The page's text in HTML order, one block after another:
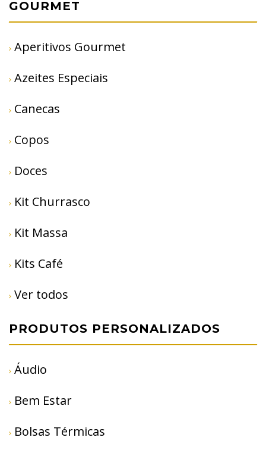
GOURMET
Aperitivos Gourmet
Azeites Especiais
Canecas
Copos
Doces
Kit Churrasco
Kit Massa
Kits Café
Ver todos
PRODUTOS PERSONALIZADOS
Áudio
Bem Estar
Bolsas Térmicas